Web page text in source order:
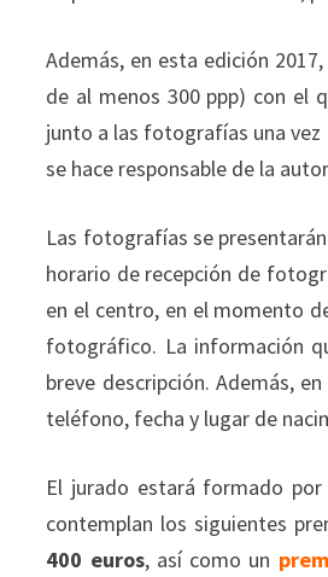
Además, en esta edición
de al menos 300 ppp) con el
junto a las fotografías una
se hace responsable de la
Las fotografías se
horario de recepción de
en el centro, en el momento
fotográfico. La información
breve descripción. Además,
teléfono, fecha y lugar de
El jurado estará formado
contemplan los siguientes
400 euros, así como un